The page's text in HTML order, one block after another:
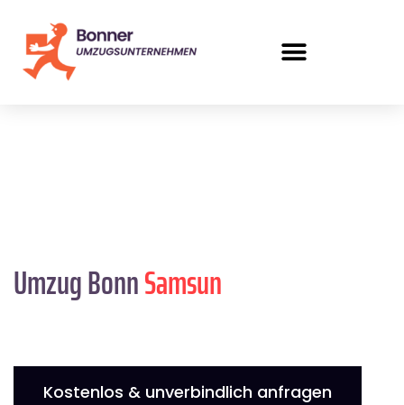
Umzug BonnSamsun
Kostenlos & unverbindlich anfragen